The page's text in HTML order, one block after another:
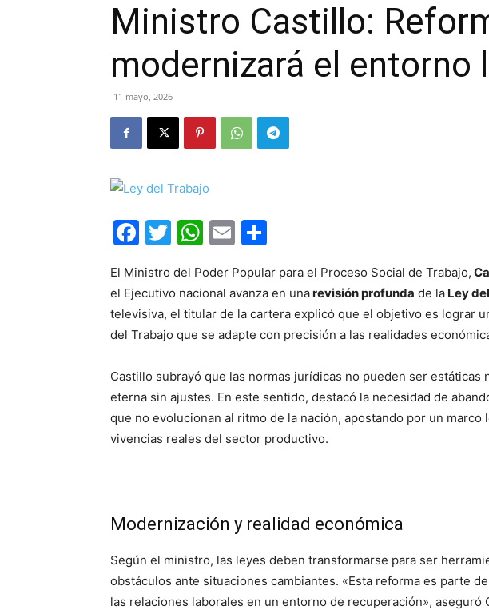
Ministro Castillo:
modernizará el entorno
11 mayo, 2026
Facebook
Twitter
WhatsApp
Email
El Ministro del Poder Popular para el Proceso Social de Trabajo,
el Ejecutivo nacional avanza en unarevisión profunda de la Ley
televisiva, el titular de la cartera explicó que el objetivo es lograr
del Trabajo que se adapte con precisión a las realidades
Castillo subrayó que las normas jurídicas no pueden ser estáticas
eterna sin ajustes. En este sentido, destacó la necesidad de
que no evolucionan al ritmo de la nación, apostando por un marco
vivencias reales del sector productivo.
Modernización y realidad económica
Según el ministro, las leyes deben transformarse para ser
obstáculos ante situaciones cambiantes. «Esta reforma es parte
las relaciones laborales en un entorno de recuperación», aseguró